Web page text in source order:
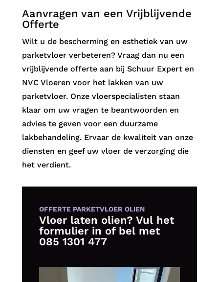
Aanvragen van een Vrijblijvende
Offerte
Wilt u de bescherming en esthetiek van uw
parketvloer verbeteren? Vraag dan nu een
vrijblijvende offerte aan bij Schuur Expert en
NVC Vloeren voor het lakken van uw
parketvloer. Onze vloerspecialisten staan
klaar om uw vragen te beantwoorden en
advies te geven voor een duurzame
lakbehandeling. Ervaar de kwaliteit van onze
diensten en geef uw vloer de verzorging die
het verdient.
OFFERTE PARKETVLOER OLIEN
Vloer laten olien? Vul het
formulier in of bel met
085 1301 477